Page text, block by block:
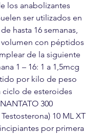
los anabolizantes
ser utilizados en
hasta 16 semanas,
con péptidos
de la siguiente
1 – 16: 1 a 1,5mcg
por kilo de peso
ciclo de esteroides
300
10 ML XT
por primera